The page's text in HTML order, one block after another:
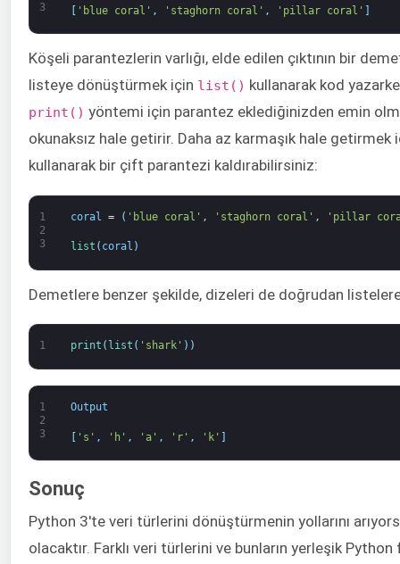
3
[ 'blue coral' , 'staghorn coral' , 'pillar coral' ]
Köşeli parantezlerin varlığı, elde edilen çıktının bir
listeye dönüştürmek için list() kullanarak kod
print() yöntemi için parantez eklediğinizden emin
okunaksız hale getirir. Daha az karmaşık hale getirmek
kullanarak bir çift parantezi kaldırabilirsiniz:
1
2
3
coral = ( 'blue coral' , 'staghorn coral' , 'pillar
list ( coral )
Demetlere benzer şekilde, dizeleri de doğrudan
1 print ( list ( 'shark' ) )
1
2
3
Output
's' , 'h' , 'a' , 'r' , 'k'
Sonuç
Python 3'te veri türlerini dönüştürmenin yollarını
olacaktır. Farklı veri türlerini ve bunların yerleşik